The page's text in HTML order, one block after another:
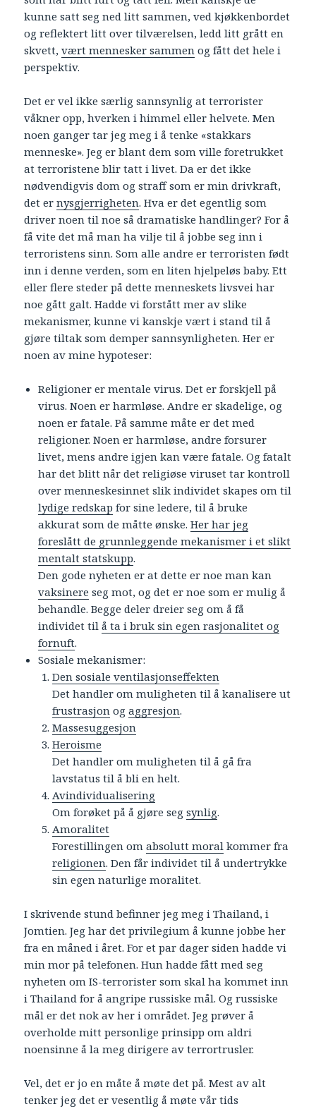
kunne satt seg ned litt sammen, ved kjøkkenbordet
og reflektert litt over tilværelsen, ledd litt grått en
skvett,vært mennesker sammen og fått det hele i
perspektiv.
Det er vel ikke særlig sannsynlig at terrorister
våkner opp, hverken i himmel eller helvete. Men
noen ganger tar jeg meg i å tenke «stakkars
menneske». Jeg er blant dem som ville foretrukket
at terroristene blir tatt i livet. Da er det ikke
nødvendigvis dom og straff som er min drivkraft,
det ernysgjerrigheten. Hva er det egentlig som
driver noen til noe så dramatiske handlinger? For å
få vite det må man ha vilje til å jobbe seg inn i
terroristens sinn. Som alle andre er terroristen født
inn i denne verden, som en liten hjelpeløs baby. Ett
eller flere steder på dette menneskets livsvei har
noe gått galt. Hadde vi forstått mer av slike
mekanismer, kunne vi kanskje vært i stand til å
gjøre tiltak som demper sannsynligheten. Her er
noen av mine hypoteser:
Religioner er mentale virus. Det er forskjell på
virus. Noen er harmløse. Andre er skadelige, og
noen er fatale. På samme måte er det med
religioner. Noen er harmløse, andre forsurer
livet, mens andre igjen kan være fatale. Og fatalt
har det blitt når det religiøse viruset tar kontroll
over menneskesinnet slik individet skapes om til
lydige redskap for sine ledere, til å bruke
akkurat som de måtte ønske.Her har jeg
foreslått de grunnleggende mekanismer i et slikt
mentalt statskupp.
Den gode nyheten er at dette er noe man kan
vaksinere seg mot, og det er noe som er mulig å
behandle. Begge deler dreier seg om å få
individet tilå ta i bruk sin egen rasjonalitet og
fornuft.
Sosiale mekanismer:
Den sosiale ventilasjonseffekten
Det handler om muligheten til å kanalisere ut
frustrasjon ogaggresjon.
Massesuggesjon
Heroisme
Det handler om muligheten til å gå fra
lavstatus til å bli en helt.
Avindividualisering
Om forøket på å gjøre segsynlig.
Amoralitet
Forestillingen omabsolutt moral kommer fra
religionen. Den får individet til å undertrykke
sin egen naturlige moralitet.
I skrivende stund befinner jeg meg i Thailand, i
Jomtien. Jeg har det privilegium å kunne jobbe her
fra en måned i året. For et par dager siden hadde vi
min mor på telefonen. Hun hadde fått med seg
nyheten om IS-terrorister som skal ha kommet inn
i Thailand for å angripe russiske mål. Og russiske
mål er det nok av her i området. Jeg prøver å
overholde mitt personlige prinsipp om aldri
noensinne å la meg dirigere av terrortrusler.
Vel, det er jo en måte å møte det på. Mest av alt
tenker jeg det er vesentlig å møte vår tids